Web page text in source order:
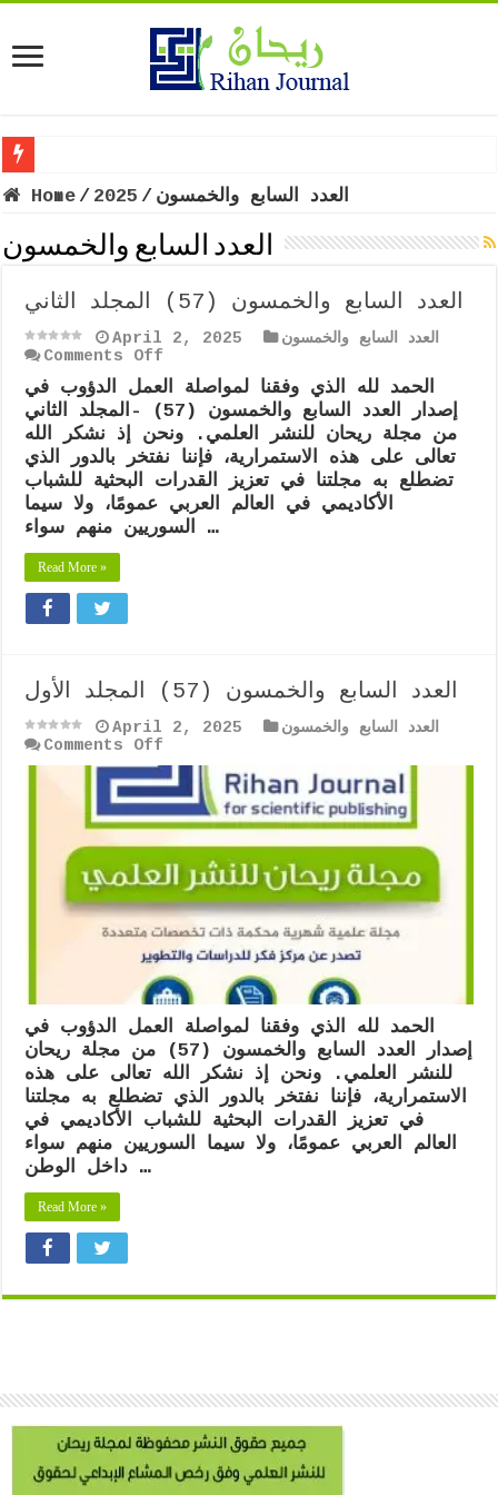
Home / 2025 / العدد السابع والخمسون
العدد السابع والخمسون
العدد السابع والخمسون (57) المجلد الثاني
April 2, 2025
العدد السابع والخمسون
Comments Off
العدد
السابع
والخمسون
(57)
المجلد
الثاني
الحمد لله الذي وفقنا لمواصلة العمل الدؤوب في
إصدار العدد السابع والخمسون (57) -المجلد الثاني
من مجلة ريحان للنشر العلمي. ونحن إذ نشكر الله
تعالى على هذه الاستمرارية، فإننا نفتخر بالدور الذي
تضطلع به مجلتنا في تعزيز القدرات البحثية للشباب
الأكاديمي في العالم العربي عمومًا، ولا سيما
السوريين منهم سواء …
Read More »
العدد السابع والخمسون (57) المجلد الأول
April 2, 2025
العدد السابع والخمسون
Comments Off
العدد
السابع
والخمسون
(57)
الحمد لله الذي وفقنا لمواصلة العمل الدؤوب في
إصدار العدد السابع والخمسون (57) من مجلة ريحان
للنشر العلمي. ونحن إذ نشكر الله تعالى على هذه
الاستمرارية، فإننا نفتخر بالدور الذي تضطلع به مجلتنا
في تعزيز القدرات البحثية للشباب الأكاديمي في
العالم العربي عمومًا، ولا سيما السوريين منهم سواء
داخل الوطن …
Read More »